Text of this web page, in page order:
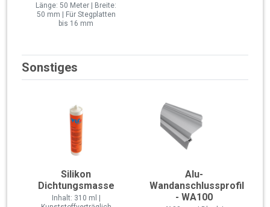
Länge: 50 Meter | Breite:
50 mm | Für Stegplatten
bis 16 mm
Sonstiges
Silikon
Dichtungsmasse
Inhalt: 310 ml |
Alu-
Wandanschlussprofil
- WA100